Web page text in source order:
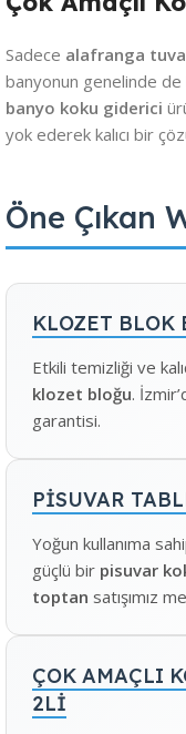
Sadece alafranga
banyonun genelinde de
banyo koku giderici
yok ederek kalıcı bir
Öne Çıkan
KLOZET BLOK
Etkili temizliği ve
klozet bloğu.
garantisi.
PİSUVAR
Yoğun kullanıma
güçlü bir pisuvar
toptan satışımız
ÇOK AMAÇLI
2Lİ